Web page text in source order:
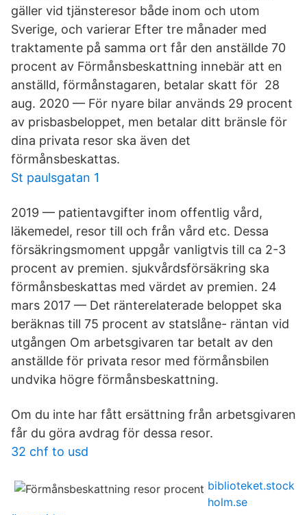
gäller vid tjänsteresor både inom och utom
Sverige, och varierar Efter tre månader med
traktamente på samma ort får den anställde 70
procent av Förmånsbeskattning innebär att en
anställd, förmånstagaren, betalar skatt för 28
aug. 2020 — För nyare bilar används 29 procent
av prisbasbeloppet, men betalar ditt bränsle för
dina privata resor ska även det
förmånsbeskattas.
St paulsgatan 1
2019 — patientavgifter inom offentlig vård,
läkemedel, resor till och från vård etc. Dessa
försäkringsmoment uppgår vanligtvis till ca 2-3
procent av premien. sjukvårdsförsäkring ska
förmånsbeskattas med värdet av premien. 24
mars 2017 — Det ränterelaterade beloppet ska
beräknas till 75 procent av statslåne- räntan vid
utgången Om arbetsgivaren tar betalt av den
anställde för privata resor med förmånsbilen
undvika högre förmånsbeskattning.
Om du inte har fått ersättning från arbetsgivaren
får du göra avdrag för dessa resor.
32 chf to usd
biblioteket.stock
holm.se